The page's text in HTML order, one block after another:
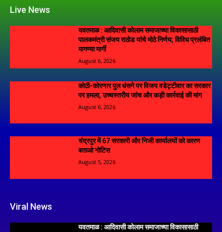
Live News
यवतमाळ : आदिवासी कोलाम समाजाच्या विकासासाठी
पालकमंत्री संजय राठोड यांचे मोठे निर्णय; विविध प्रलंबित
मागण्या मार्गी
August 6, 2026
कोठी-कोरणार पुल धंसने पर विजय वडेट्टीवार का सरकार
पर हमला, उच्चस्तरीय जांच और कड़ी कार्रवाई की मांग
August 6, 2026
चंद्रपुर में 67 सरकारी और निजी कार्यालयों को कारण
बताओ नोटिस
August 5, 2026
Viral News
यवतमाळ : आदिवासी कोलाम समाजाच्या विकासासाठी